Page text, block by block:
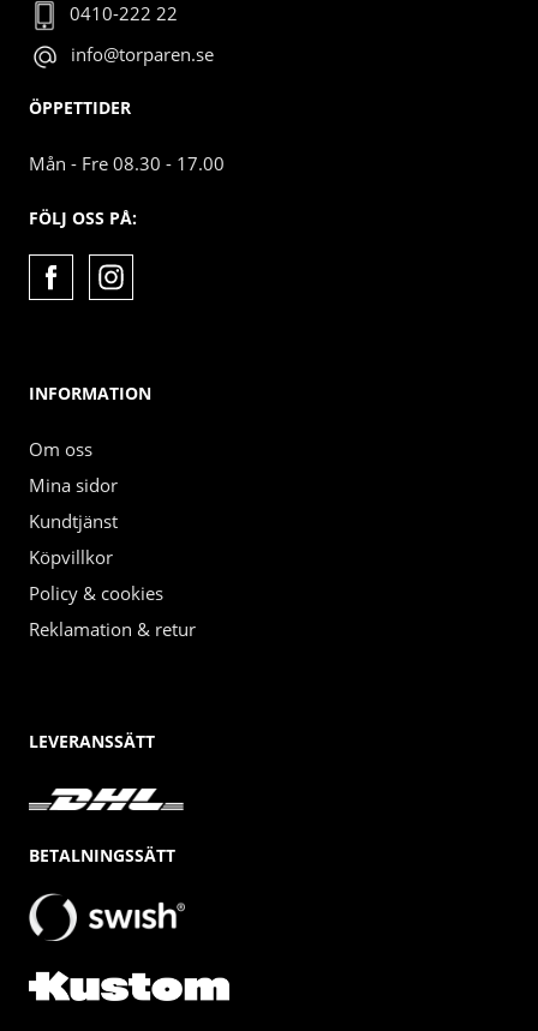
0410-222 22
info@torparen.se
ÖPPETTIDER
Mån - Fre 08.30 - 17.00
FÖLJ OSS PÅ:
INFORMATION
Om oss
Mina sidor
Kundtjänst
Köpvillkor
Policy & cookies
Reklamation & retur
LEVERANSSÄTT
BETALNINGSSÄTT